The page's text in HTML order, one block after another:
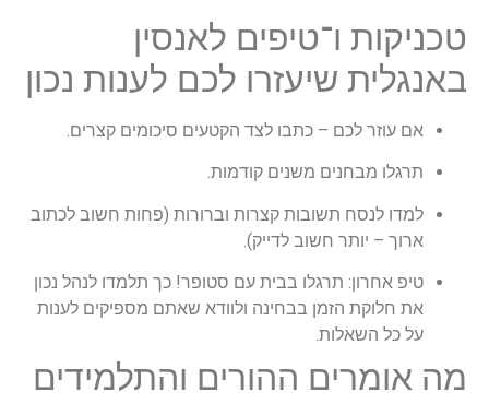
טכניקות ו־טיפים לאנסין
באנגלית שיעזרו לכם לענות נכון
אם עוזר לכם – כתבו לצד הקטעים סיכומים קצרים.
תרגלו מבחנים משנים קודמות.
למדו לנסח תשובות קצרות וברורות (פחות חשוב לכתוב
ארוך – יותר חשוב לדייק).
טיפ אחרון: תרגלו בבית עם סטופר! כך תלמדו לנהל נכון
את חלוקת הזמן בבחינה ולוודא שאתם מספיקים לענות
על כל השאלות.
מה אומרים ההורים והתלמידים